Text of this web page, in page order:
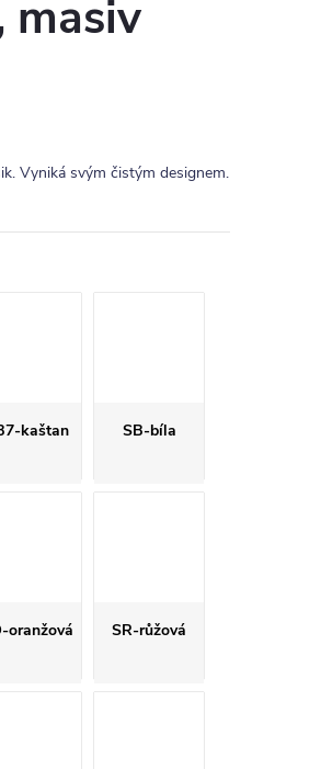
masiv
Vyniká svým čistým designem.
kaštan SB-bíla
oranžová SR-růžová